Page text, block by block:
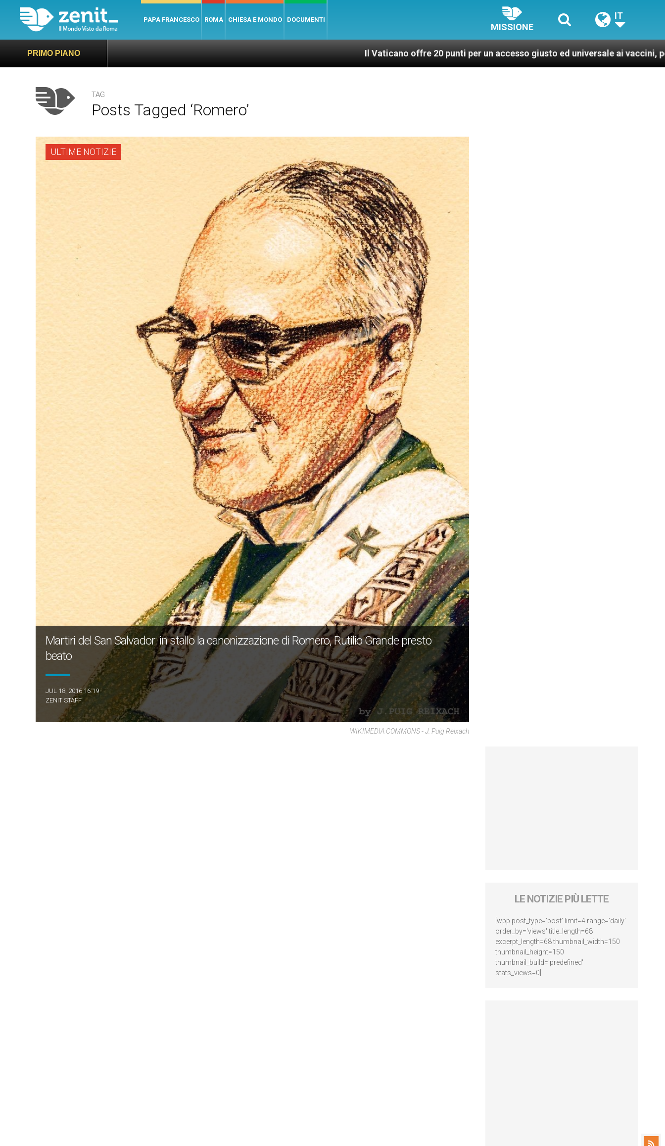
PAPA FRANCESCO ROMA CHIESA E MONDO DOCUMENTI
MISSIONE
IT
PRIMO PIANO Il Vaticano offre 20 punti per un accesso giusto ed universale ai vaccini, per un mondo più
TAG
Posts Tagged ‘romero’
ULTIME NOTIZIE
Martiri del San Salvador: in stallo la canonizzazione di Romero, Rutilio Grande presto
beato
JUL 18, 2016 16:19
ZENIT STAFF
WIKIMEDIA COMMONS - J. Puig Reixach
LE NOTIZIE PIÙ LETTE
[wpp post_type='post' limit=4 range='daily'
order_by='views' title_length=68
excerpt_length=68 thumbnail_width=150
thumbnail_height=150
thumbnail_build='predefined'
stats_views=0]